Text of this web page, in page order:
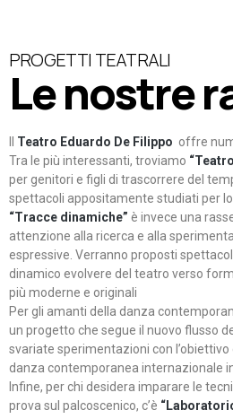
PROGETTI TEATRALI
Le nostre
Teatro Eduardo De Filippo offre
Tra le più interessanti, troviamo
per genitori e figli di trascorrere del
spettacoli appositamente studiati per
“Tracce dinamiche” è invece una
attenzione alla ricerca e alla
espressive. Verranno proposti
dinamico evolvere del teatro verso
più moderne e originali
Per gli amanti della danza
un progetto che segue il nuovo flusso
svariate sperimentazioni con
danza contemporanea internazionale
Infine, per chi desidera imparare le
prova sul palcoscenico, c’è